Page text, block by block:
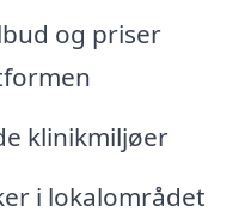
og priser
klinikmiljøer
i lokalområdet